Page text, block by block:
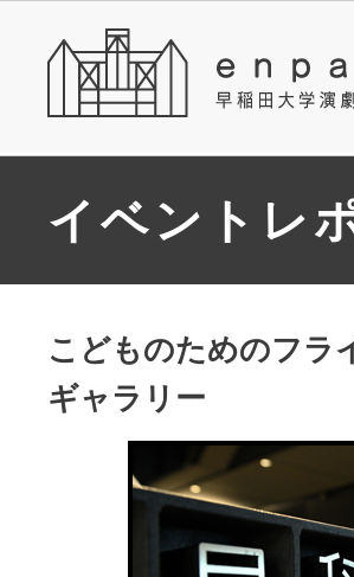
イベントレ
こどものためのフ
ギャラリー